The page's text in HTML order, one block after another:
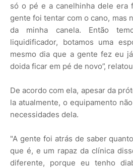
só o pé e a canelhinha dele era
gente foi tentar com o cano, mas
da minha canela. Então
liquidificador, botamos uma
mesmo dia que a gente fez eu
doida ficar em pé de novo”,
De acordo com ela, apesar da
la atualmente, o equipamento
necessidades dela.
"A gente foi atrás de saber
que é, e um rapaz da clínica
diferente, porque eu tenho